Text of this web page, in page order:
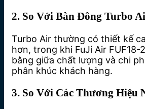
2. So Với Bàn Đông Turbo
Turbo Air thường có thiết kế
hơn, trong khi FuJi Air FUF18-
bằng giữa chất lượng và chi
phân khúc khách hàng.
3. So Với Các Thương Hiệu